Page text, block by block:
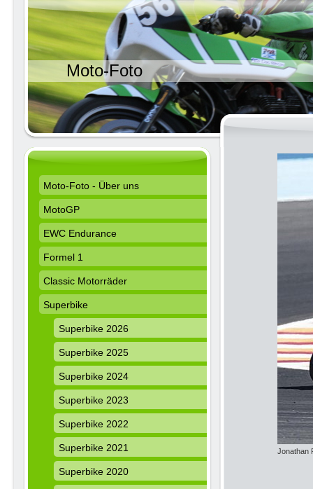
Moto-Foto
Jonathan
Moto-Foto - Über uns
MotoGP
EWC Endurance
Formel 1
Classic Motorräder
Superbike
Superbike 2026
Superbike 2025
Superbike 2024
Superbike 2023
Superbike 2022
Superbike 2021
Superbike 2020